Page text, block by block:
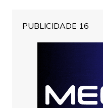
PUBLICIDADE 16